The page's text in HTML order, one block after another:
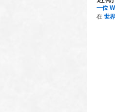
一位
在 世